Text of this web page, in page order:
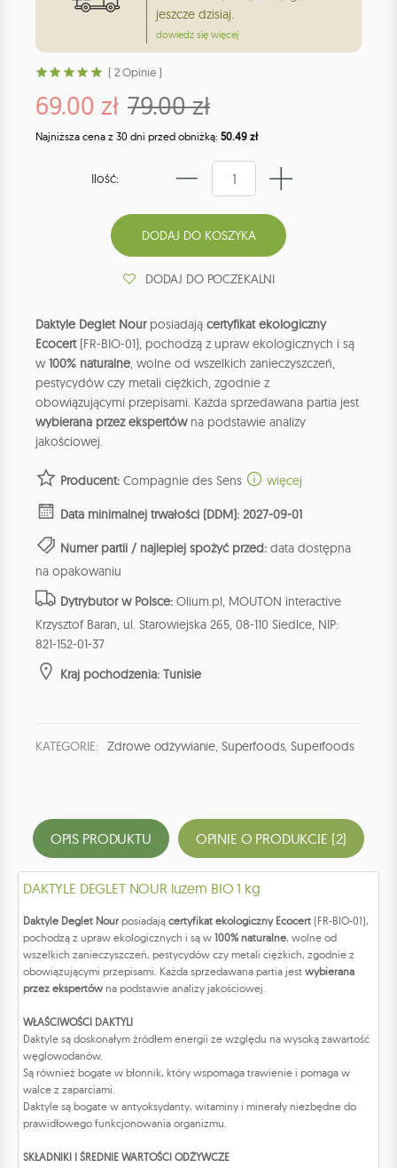
jeszcze dzisiaj.
dowiedz się więcej
( 2 Opinie )
69.00 zł 79.00 zł
Najniższa cena z 30 dni przed obniżką: 50.49 zł
Ilość:
DODAJ DO POCZEKALNI
Daktyle Deglet Nourposiadają certyfikat ekologiczny
Ecocert(FR-BIO-01), pochodzą z upraw ekologicznych i są
w100% naturalne, wolne od wszelkich zanieczyszczeń,
pestycydów czy metali ciężkich, zgodnie z
obowiązującymi przepisami. Każda sprzedawana partia jest
wybierana przez ekspertówna podstawie analizy
jakościowej.
Producent: Compagnie des Sens więcej
Data minimalnej trwałości (DDM): 2027-09-01
Numer partii / najlepiej spożyć przed: data dostępna
na opakowaniu
Dytrybutor w Polsce: Olium.pl, MOUTON interactive
Krzysztof Baran, ul. Starowiejska 265, 08-110 Siedlce, NIP:
821-152-01-37
Kraj pochodzenia: Tunisie
KATEGORIE: Zdrowe odżywianie, Superfoods,Superfoods
OPIS PRODUKTU OPINIE O PRODUKCIE (2)
DAKTYLE DEGLET NOUR luzem BIO 1 kg
Daktyle Deglet Nour posiadają certyfikat ekologiczny Ecocert (FR-BIO-01),
pochodzą z upraw ekologicznych i są w 100% naturalne, wolne od
wszelkich zanieczyszczeń, pestycydów czy metali ciężkich, zgodnie z
obowiązującymi przepisami. Każda sprzedawana partia jest wybierana
przez ekspertów na podstawie analizy jakościowej.
WŁAŚCIWOŚCI DAKTYLI
Daktyle są doskonałym źródłem energii ze względu na wysoką zawartość
węglowodanów.
Są również bogate w błonnik, który wspomaga trawienie i pomaga w
walce z zaparciami.
Daktyle są bogate w antyoksydanty, witaminy i minerały niezbędne do
prawidłowego funkcjonowania organizmu.
SKŁADNIKI I ŚREDNIE WARTOŚCI ODŻYWCZE